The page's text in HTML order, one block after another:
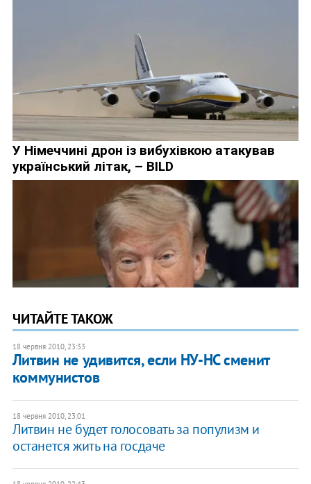
ЧИТАЙТЕ ТАКОЖ
18 червня 2010, 23:33
Литвин не удивится, если НУ-НС сменит
коммунистов
18 червня 2010, 23:01
Литвин не будет голосовать за популизм и
останется жить на госдаче